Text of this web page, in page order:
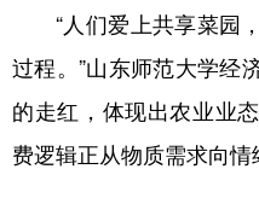
“人们爱上共享菜园
过程。”山东师范大学经
的走红，体现出农业业
费逻辑正从物质需求向情